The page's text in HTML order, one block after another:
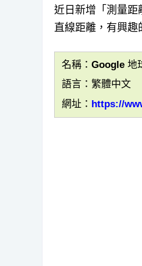
近日新增「測量距
直線距離，有興趣
名稱：Google 地
語言：繁體中文
網址： https://